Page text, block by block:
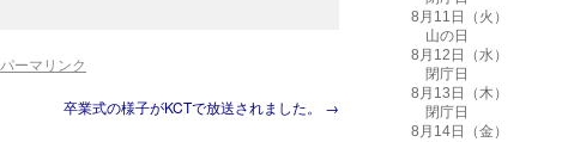
パーマリンク
卒業式の様子がKCTで放送されました。 →
8月11日（火）
山の日
8月12日（水）
閉庁日
8月13日（木）
閉庁日
8月14日（金）